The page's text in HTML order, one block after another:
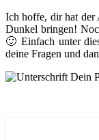
Ich hoffe, dir hat der
Dunkel bringen!
🙂 Einfach unter
deine Fragen und